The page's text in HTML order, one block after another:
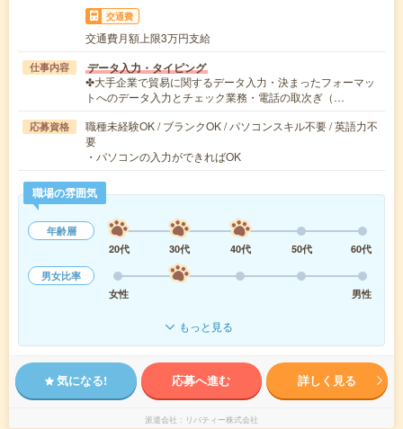
交通費
交通費月額上限3万円支給
仕事内容 データ入力・タイピング
✤大手企業で貿易に関するデータ入力・決まったフォーマッ
トへのデータ入力とチェック業務・電話の取次ぎ（…
応募資格
職種未経験OK / ブランクOK / パソコンスキル不要 / 英語力不
要
・パソコンの入力ができればOK
職場の雰囲気
年齢層
20代
30代 40代 50代
60代
男女比率
女性
男性
もっと見る
気になる! 応募へ進む 詳しく見る
派遣会社 リバティー株式会社